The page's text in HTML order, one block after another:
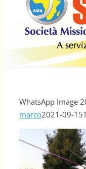
WhatsApp Image
marco2021-09-